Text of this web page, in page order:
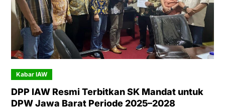
Kabar IAW
DPP IAW Resmi Terbitkan SK Mandat untuk
DPW Jawa Barat Periode 2025–2028